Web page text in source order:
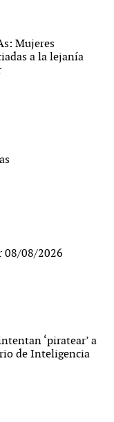
Mujeres
a la lejanía
08/08/2026
‘piratear’ a
de Inteligencia